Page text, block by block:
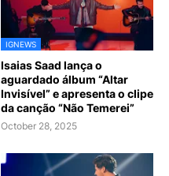
IGNEWS
Isaias Saad lança o
aguardado álbum “Altar
Invisível” e apresenta o clipe
da canção “Não Temerei”
October 28, 2025